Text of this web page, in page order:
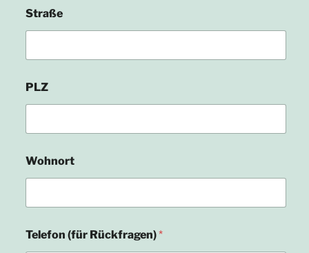
Straße
PLZ
Wohnort
Telefon (für Rückfragen)*